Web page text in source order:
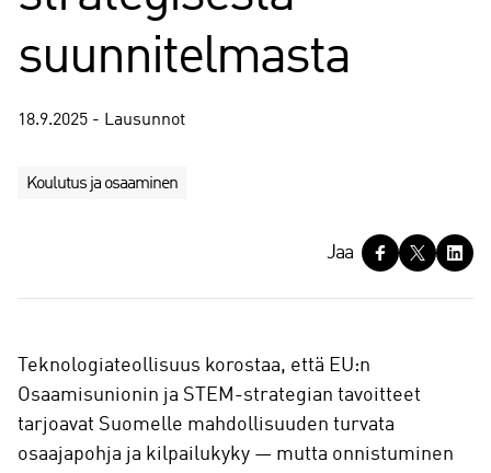
suunnitelmasta
18.9.2025 - Lausunnot
Koulutus ja osaaminen
a
Jaa
Teknologiateollisuus korostaa, että EU:n
Osaamisunionin ja STEM-strategian tavoitteet
tarjoavat Suomelle mahdollisuuden turvata
osaajapohja ja kilpailukyky — mutta onnistuminen